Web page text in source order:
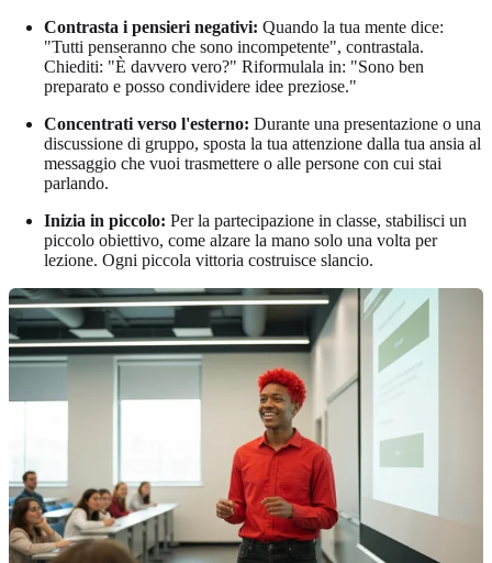
Contrasta i pensieri negativi: Quando la tua mente dice:
"Tutti penseranno che sono incompetente", contrastala.
Chiediti: "È davvero vero?" Riformulala in: "Sono ben
preparato e posso condividere idee preziose."
Concentrati verso l'esterno: Durante una presentazione o una
discussione di gruppo, sposta la tua attenzione dalla tua ansia al
messaggio che vuoi trasmettere o alle persone con cui stai
parlando.
Inizia in piccolo: Per la partecipazione in classe, stabilisci un
piccolo obiettivo, come alzare la mano solo una volta per
lezione. Ogni piccola vittoria costruisce slancio.